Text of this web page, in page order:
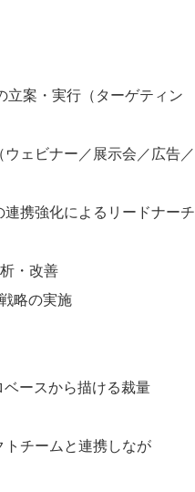
立案・実行（ターゲティン
ウェビナー／展示会／広告／
連携強化によるリードナーチ
・改善
略の実施
ベースから描ける裁量
トチームと連携しなが